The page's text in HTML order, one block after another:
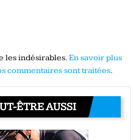
les indésirables.En savoir plus
commentaires sont traitées.
ÊTRE AUSSI